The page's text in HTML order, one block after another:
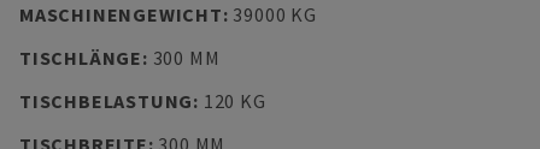
MASCHINENGEWICHT: 39000 KG
TISCHLÄNGE: 300 MM
TISCHBELASTUNG: 120 KG
TISCHBREITE: 300 MM